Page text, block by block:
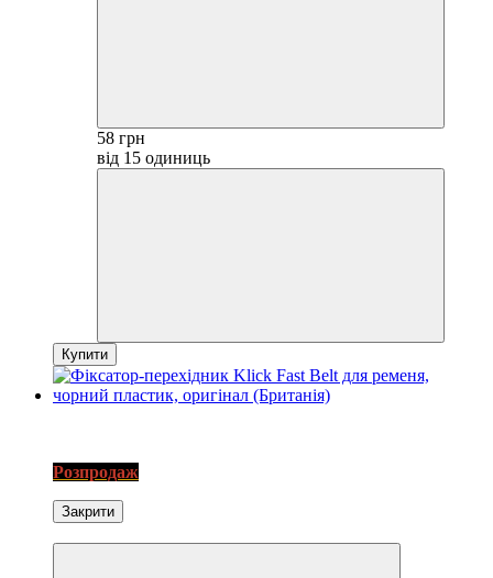
58 грн
від 15 одиниць
Купити
Розпродаж
Закрити